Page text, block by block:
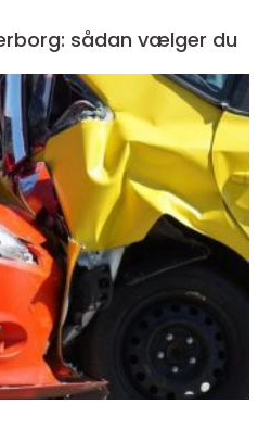
sådan vælger du